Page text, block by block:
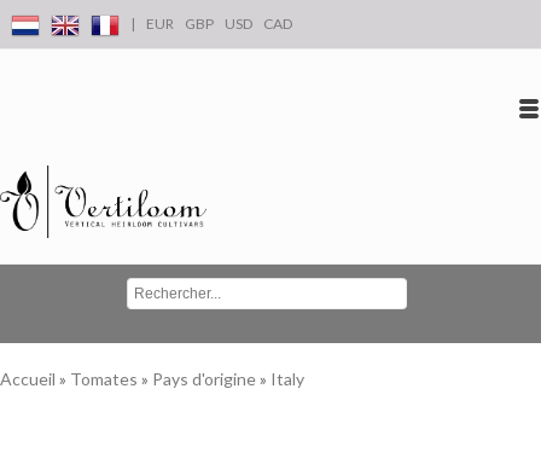
| EUR GBP USD CAD
Accueil » Tomates » Pays d'origine» Italy